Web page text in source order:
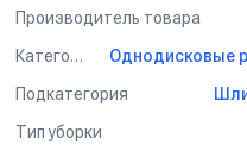
Дополнительные опции:
Применение:
Снятие неровных бетонных
Производитель товара
Категория
Подкатегория
Тип уборки